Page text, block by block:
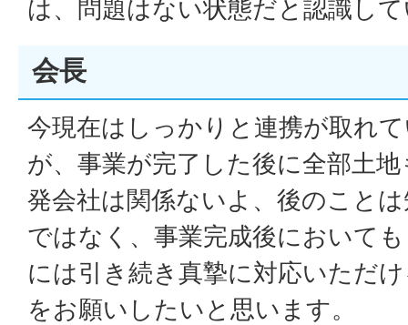
は、問題はない状態だと認識し
会長
今現在はしっかりと連携が取れ
が、事業が完了した後に全部土
発会社は関係ないよ、後のこと
ではなく、事業完成後において
には引き続き真摯に対応いただ
をお願いしたいと思います。